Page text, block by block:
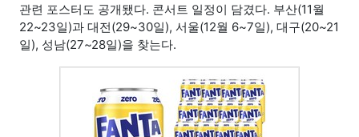
관련 포스터도 공개됐다. 콘서트 일정이 담겼다. 부산(11월
22~23일)과 대전(29~30일), 서울(12월 6~7일), 대구(20~21
일), 성남(27~28일)을 찾는다.